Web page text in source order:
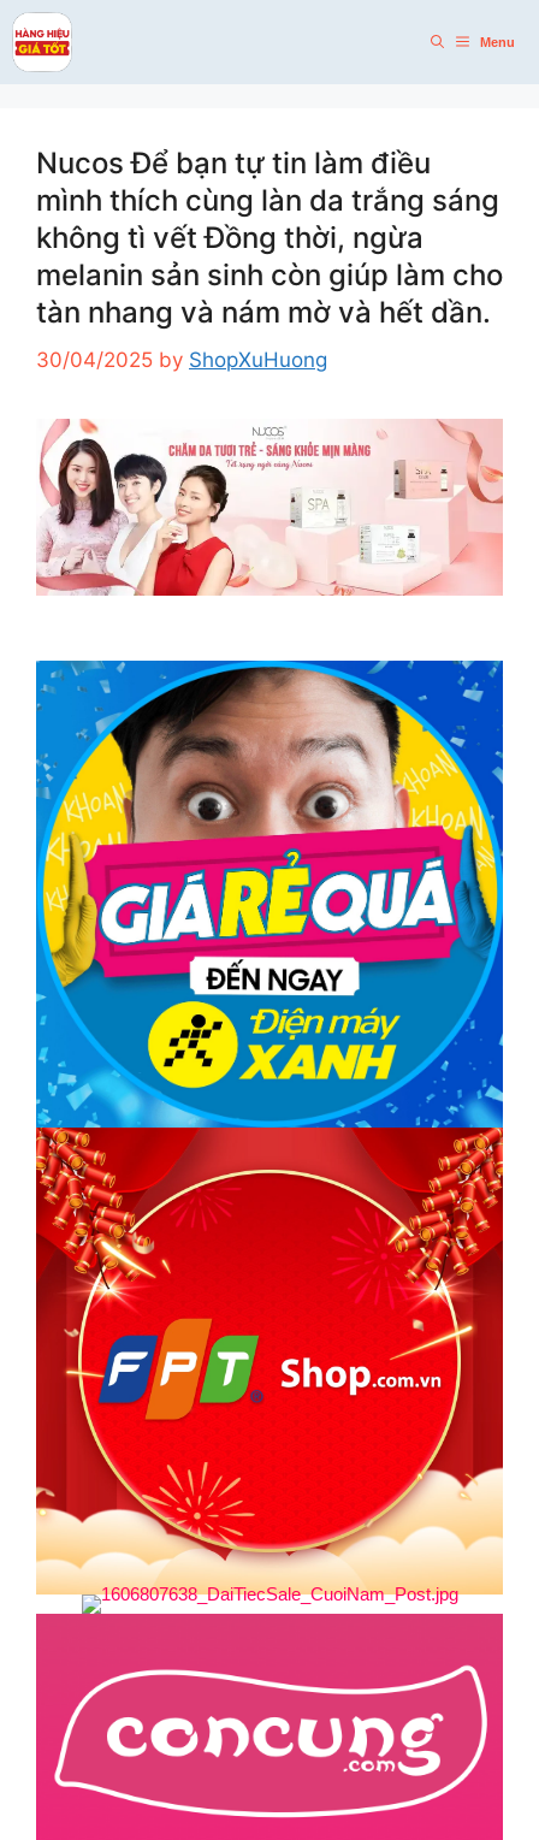
Skip
to
content
Menu
Nucos Để bạn tự tin làm điều
mình thích cùng làn da trắng sáng
không tì vết Đồng thời, ngừa
melanin sản sinh còn giúp làm cho
tàn nhang và nám mờ và hết dần.
30/04/2025 by ShopXuHuong